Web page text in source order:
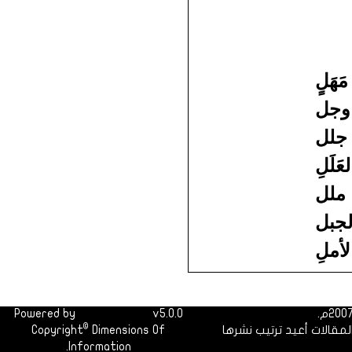
أعيد ترتيب نشرها
Powered by
v5.0.0
Copyright© Dimensions Of
Information.